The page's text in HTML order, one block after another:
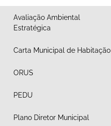
Avaliação Ambiental
Estratégica
Carta Municipal de Habitação
ORUS
PEDU
Plano Diretor Municipal